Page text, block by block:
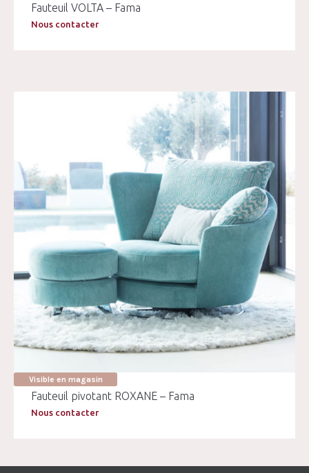
Fauteuil VOLTA – Fama
Nous contacter
Visible en magasin
Fauteuil pivotant ROXANE – Fama
Nous contacter